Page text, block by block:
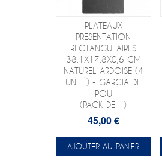
PLATEAUX
PRÉSENTATION
RECTANGULAIRES
38,1X17,8X0,6 CM
NATUREL ARDOISE (4
UNITÉ) - GARCIA DE
POU
(PACK DE 1)
45,00 €
AJOUTER AU PANIER